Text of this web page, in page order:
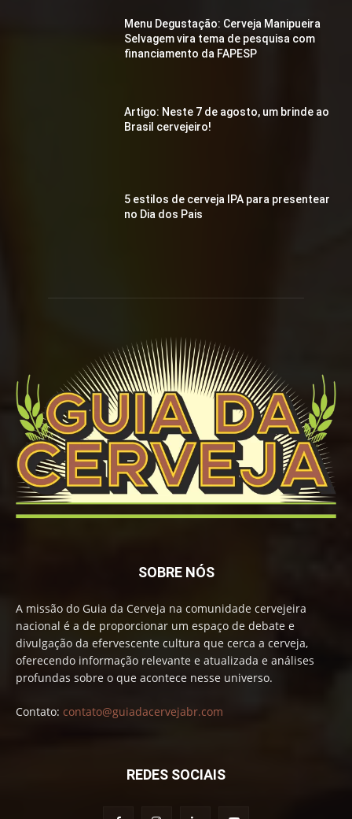
Menu Degustação: Cerveja Manipueira
Selvagem vira tema de pesquisa com
financiamento da FAPESP
Artigo: Neste 7 de agosto, um brinde ao
Brasil cervejeiro!
5 estilos de cerveja IPA para presentear
no Dia dos Pais
SOBRE NÓS
A missão do Guia da Cerveja na comunidade cervejeira
nacional é a de proporcionar um espaço de debate e
divulgação da efervescente cultura que cerca a cerveja,
oferecendo informação relevante e atualizada e análises
profundas sobre o que acontece nesse universo.
Contato: contato@guiadacervejabr.com
REDES SOCIAIS